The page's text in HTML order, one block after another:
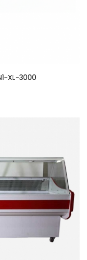
XL-3000